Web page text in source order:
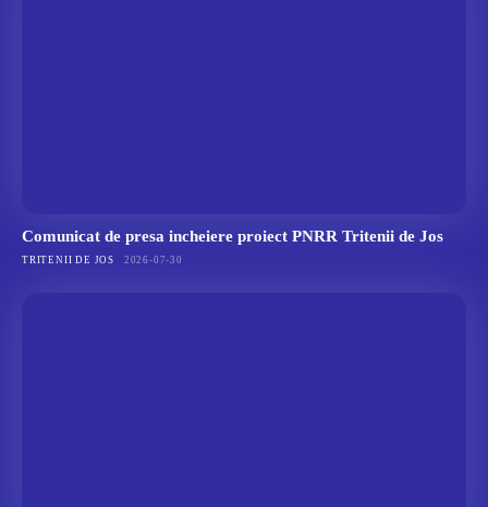
Comunicat de presa incheiere proiect PNRR Tritenii de Jos
TRITENII DE JOS 2026-07-30